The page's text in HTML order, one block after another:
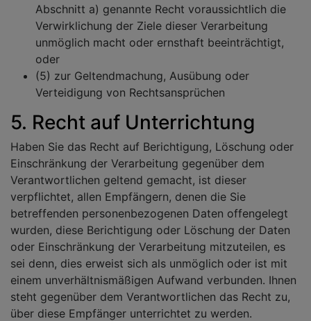
Abschnitt a) genannte Recht voraussichtlich die
Verwirklichung der Ziele dieser Verarbeitung
unmöglich macht oder ernsthaft beeinträchtigt,
oder
(5) zur Geltendmachung, Ausübung oder
Verteidigung von Rechtsansprüchen
5. Recht auf Unterrichtung
Haben Sie das Recht auf Berichtigung, Löschung oder
Einschränkung der Verarbeitung gegenüber dem
Verantwortlichen geltend gemacht, ist dieser
verpflichtet, allen Empfängern, denen die Sie
betreffenden personenbezogenen Daten offengelegt
wurden, diese Berichtigung oder Löschung der Daten
oder Einschränkung der Verarbeitung mitzuteilen, es
sei denn, dies erweist sich als unmöglich oder ist mit
einem unverhältnismäßigen Aufwand verbunden. Ihnen
steht gegenüber dem Verantwortlichen das Recht zu,
über diese Empfänger unterrichtet zu werden.